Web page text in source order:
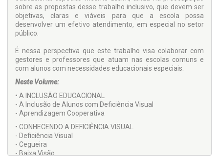
sobre as propostas desse trabalho inclusivo, que devem ser
objetivas, claras e viáveis para que a escola possa
desenvolver um efetivo atendimento, em especial no setor
público.
É nessa perspectiva que este trabalho visa colaborar com
gestores e professores que atuam nas escolas comuns e
com alunos com necessidades educacionais especiais.
Neste Volume:
• A INCLUSÃO EDUCACIONAL
- A Inclusão de Alunos com Deficiência Visual
- Aprendizagem Cooperativa
• CONHECENDO A DEFICIÊNCIA VISUAL
- Deficiência Visual
- Cegueira
- Baixa Visão